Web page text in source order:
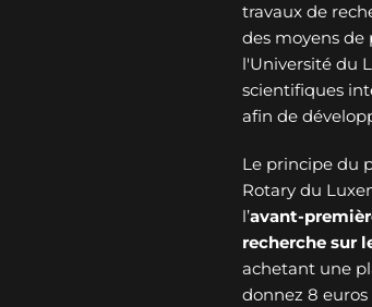
travaux de
des moyens de
l'Université du
scientifiques
afin de
Le principe du
Rotary du
l’avant-
recherche sur
achetant une
donnez 8